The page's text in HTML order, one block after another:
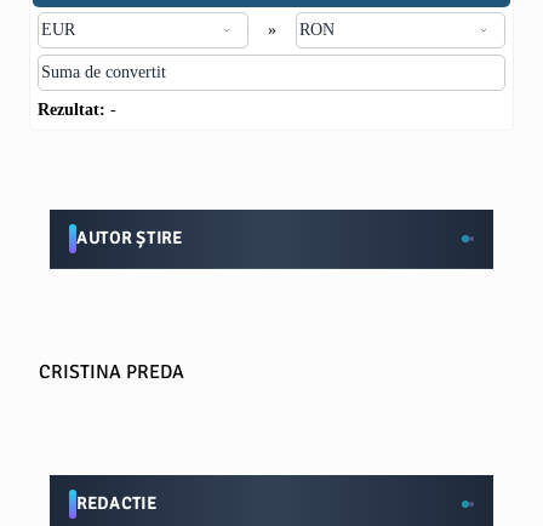
»
Rezultat: -
AUTOR ȘTIRE
CRISTINA PREDA
REDACTIE